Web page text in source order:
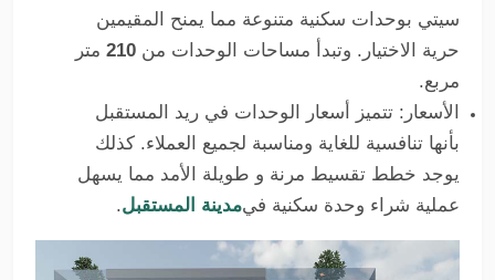
سيتي بوحدات سكنية متنوعة مما يمنح المقيمين
حرية الاختيار. وتبدأ مساحات الوحدات من 210 متر
مربع.
الأسعار: تتميز أسعار الوحدات في ريد المستقبل
بأنها تنافسية للغاية ومناسبة لجميع العملاء. كذلك
يوجد خطط تقسيط مرنة و طويلة الأمد مما يسهل
عملية شراء وحدة سكنية فيمدينة المستقبل.